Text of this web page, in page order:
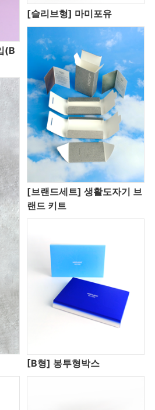
(B
[슬리브형] 마미포유
[브랜드세트] 생활도자기 브
랜드 키트
[B형] 봉투형박스